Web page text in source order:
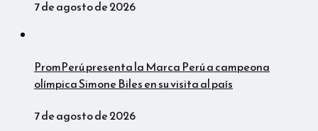
7 de agosto de 2026
PromPerú presenta la Marca Perú a campeona
olímpica Simone Biles en su visita al país
7 de agosto de 2026